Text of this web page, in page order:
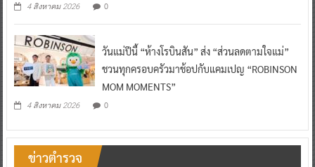
4 สิงหาคม 2026 0
วันแม่ปีนี้ “ห้างโรบินสัน” ส่ง “ส่วนลดตามใจแม่”
ชวนทุกครอบครัวมาช้อปกับแคมเปญ “ROBINSON
MOM MOMENTS”
4 สิงหาคม 2026 0
ข่าวตำรวจ